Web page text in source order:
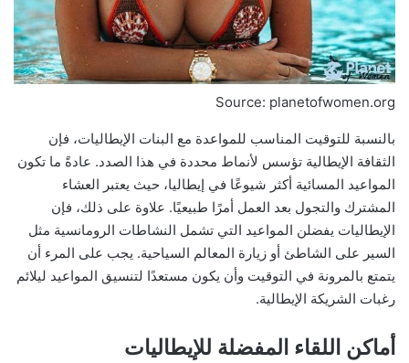
Source: planetofwomen.org
بالنسبة للتوقيت المناسب للمواعدة مع البنات الإيطاليات، فإن
الثقافة الإيطالية تؤسس لأنماط محددة في هذا الصدد. عادةً ما تكون
المواعيد المسائية أكثر شيوعًا في إيطاليا، حيث يعتبر العشاء
المشترك والتجول بعد العمل أمرًا طبيعيًا. علاوة على ذلك، فإن
الإيطاليات يفضلن المواعيد التي تشمل النشاطات الرومانسية مثل
السير على الشاطئ أو زيارة المعالم السياحية. يجب على المرء أن
يتمتع بالمرونة في التوقيت وأن يكون مستعدًا لتنسيق المواعيد ليلائم
رغبات الشريكة الإيطالية.
أماكن اللقاء المفضلة للإيطاليات